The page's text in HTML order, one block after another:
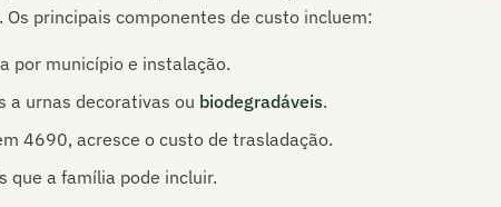
principais componentes de custo incluem:
por município e instalação.
a urnas decorativas ou biodegradáveis.
4690, acresce o custo de trasladação.
que a família pode incluir.